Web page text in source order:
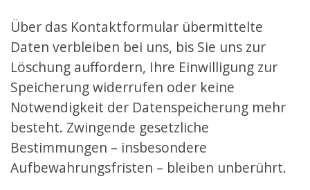
Über das Kontaktformular übermittelte
Daten verbleiben bei uns, bis Sie uns zur
Löschung auffordern, Ihre Einwilligung zur
Speicherung widerrufen oder keine
Notwendigkeit der Datenspeicherung mehr
besteht. Zwingende gesetzliche
Bestimmungen – insbesondere
Aufbewahrungsfristen – bleiben unberührt.